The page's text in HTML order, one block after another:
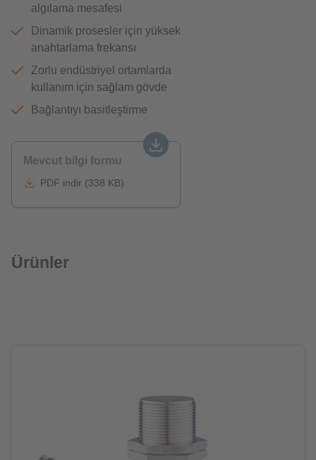
algılama mesafesi
Dinamik prosesler için yüksek
anahtarlama frekansı
Zorlu endüstriyel ortamlarda
kullanım için sağlam gövde
Bağlantıyı basitleştirme
Mevcut bilgi formu
PDF indir (338 KB)
Ürünler